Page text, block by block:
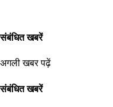
संबंधित खबरें
अगली खबर पढ़ें
संबंधित खबरें